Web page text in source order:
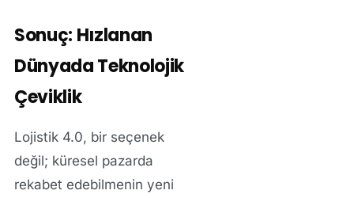
Sonuç: Hızlanan
Dünyada Teknolojik
Çeviklik
Lojistik 4.0, bir seçenek
değil; küresel pazarda
rekabet edebilmenin yeni